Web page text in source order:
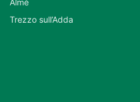
Trezzo sull’Adda